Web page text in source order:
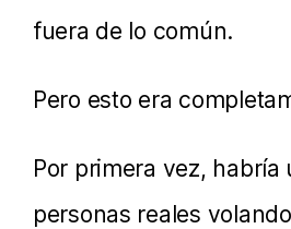
fuera de lo común.
Pero esto era
Por primera vez, habría
personas reales